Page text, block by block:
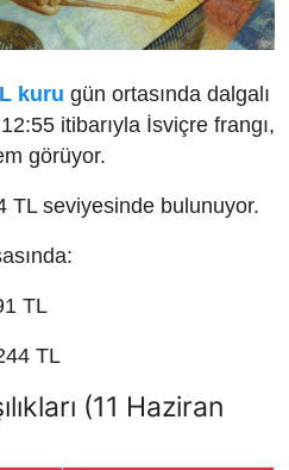
kuru gün ortasında dalgalı
itibarıyla İsviçre frangı,
görüyor.
TL seviyesinde bulunuyor.
TL
TL
(11 Haziran